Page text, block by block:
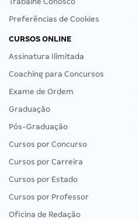
Preferências de Cookies
CURSOS ONLINE
Assinatura Ilimitada
Coaching para Concursos
Exame de Ordem
Graduação
Pós-Graduação
Cursos por Concurso
Cursos por Carreira
Cursos por Estado
Cursos por Professor
Oficina de Redação